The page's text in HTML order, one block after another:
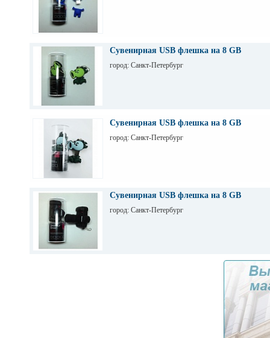
Сувенирная USB флешка на 8 GB
город: Санкт-Петербург
Сувенирная USB флешка на 8 GB
город: Санкт-Петербург
Сувенирная USB флешка на 8 GB
город: Санкт-Петербург